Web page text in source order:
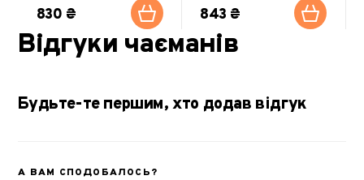
830 ₴ 843 ₴
Відгуки чаєманів
Будьте-те першим, хто додав відгук
А ВАМ СПОДОБАЛОСЬ?